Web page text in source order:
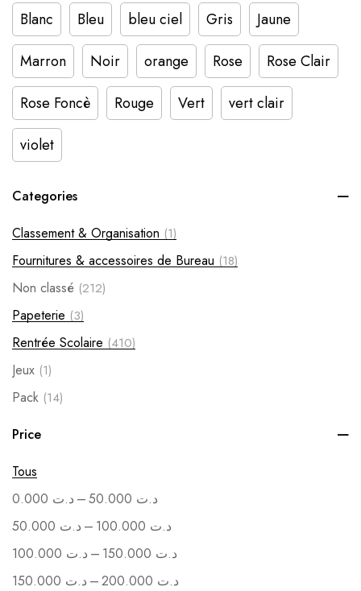
Blanc Bleu bleu ciel Gris
Jaune
Marron
Noir orange Rose
Rose Clair
Rose Foncè
Rouge Vert
vert clair
violet
Categories
Classement & Organisation (1)
Fournitures & accessoires de Bureau (18)
Non classé (212)
Papeterie (3)
Rentrée Scolaire (410)
Jeux (1)
Pack (14)
Soutenance
Price
Tous
د.ت – د.ت
د.ت – د.ت
د.ت – د.ت
د.ت – د.ت